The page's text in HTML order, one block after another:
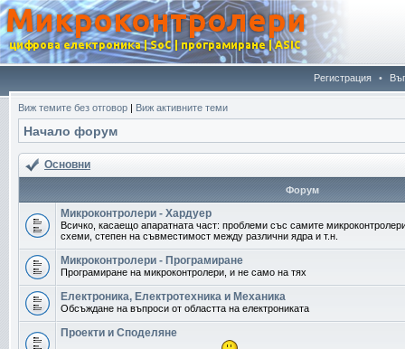
Регистрация •
Виж темите без отговор | Виж активните теми
Начало форум
Основни
Форум
Микроконтролери - Хардуер
Всичко, касаещо апаратната част: проблеми със самите
схеми, степен на съвместимост между различни ядра и т.н.
Микроконтролери - Програмиране
Програмиране на микроконтролери, и не само на тях
Електроника, Електротехника и Механика
Обсъждане на въпроси от областта на електрониката
Проекти и Споделяне